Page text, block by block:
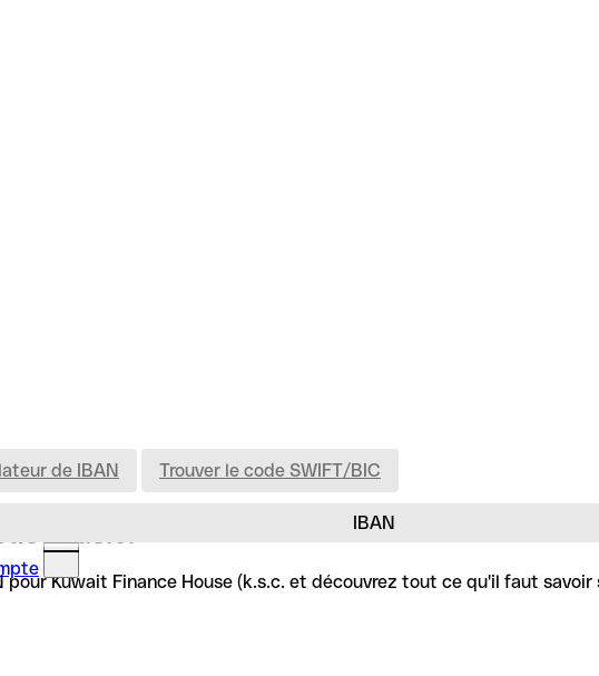
IBAN
de IBAN Trouver le code SWIFT/BIC
(k.s.c.
Kuwait Finance House (k.s.c. et découvrez tout ce qu'il faut